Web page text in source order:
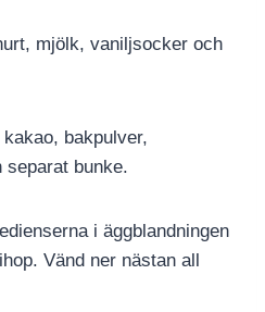
mjölk, vaniljsocker och
bakpulver,
separat bunke.
i äggblandningen
Vänd ner nästan all